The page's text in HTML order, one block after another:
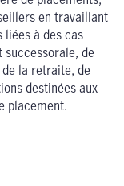
en travaillant
liées à des cas
de
la retraite, de
destinées aux
placement.